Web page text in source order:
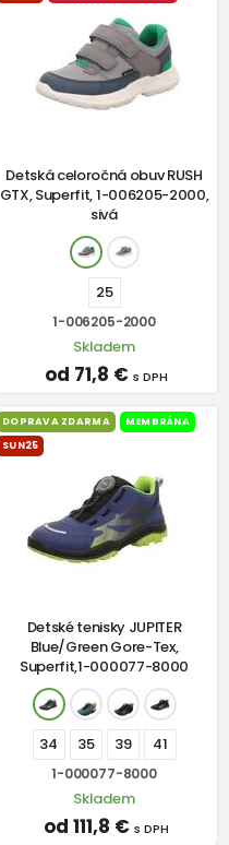
Detská celoročná obuv RUSH
GTX, Superfit, 1-006205-2000,
sivá
25
1-006205-2000
Skladem
od 71,8 € s DPH
DOPRAVA ZDARMA
MEMBRÁNA
SUN25
Detské tenisky JUPITER
Blue/Green Gore-Tex,
Superfit,1-000077-8000
34 35 39 41
1-000077-8000
Skladem
od 111,8 € s DPH